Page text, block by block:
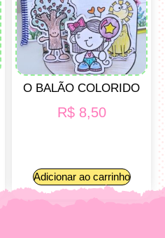
O BALÃO COLORIDO
R$8,50
Adicionar ao carrinho